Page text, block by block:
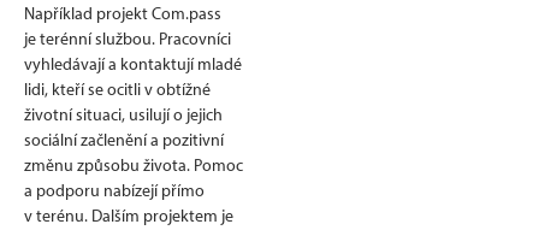
Například projekt Com.pass
je terénní službou. Pracovníci
vyhledávají a kontaktují mladé
lidi, kteří se ocitli v obtížné
životní situaci, usilují o jejich
sociální začlenění a pozitivní
změnu způsobu života. Pomoc
a podporu nabízejí přímo
v terénu. Dalším projektem je